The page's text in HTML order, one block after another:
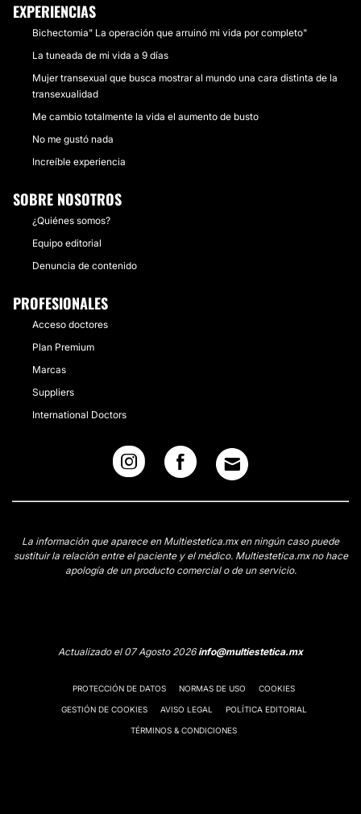
EXPERIENCIAS
Bichectomia" La operación que arruinó mi vida por completo"
La tuneada de mi vida a 9 días
Mujer transexual que busca mostrar al mundo una cara distinta de la
transexualidad
Me cambio totalmente la vida el aumento de busto
No me gustó nada
Increíble experiencia
SOBRE NOSOTROS
¿Quiénes somos?
Equipo editorial
Denuncia de contenido
PROFESIONALES
Acceso doctores
Plan Premium
Marcas
Suppliers
International Doctors
La información que aparece en Multiestetica.mx en ningún caso puede
sustituir la relación entre el paciente y el médico. Multiestetica.mx no hace
apología de un producto comercial o de un servicio.
Actualizado el 07 Agosto 2026info@multiestetica.mx
PROTECCIÓN DE DATOS NORMAS DE USO COOKIES
GESTIÓN DE COOKIES AVISO LEGAL POLÍTICA EDITORIAL
TÉRMINOS & CONDICIONES